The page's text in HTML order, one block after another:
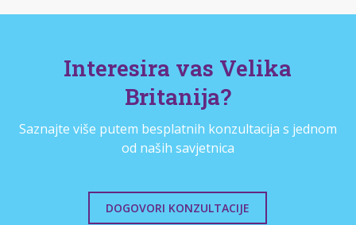
Interesira vas Velika
Britanija?
Saznajte više putem besplatnih konzultacija s jednom
od naših savjetnica
DOGOVORI KONZULTACIJE